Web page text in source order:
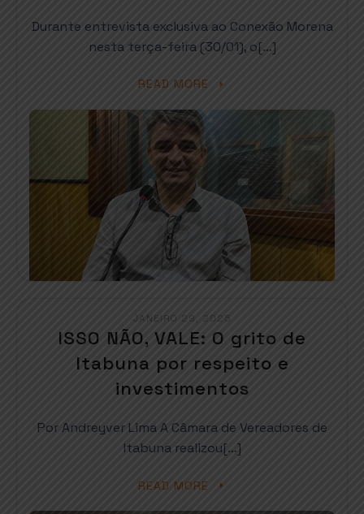
Durante entrevista exclusiva ao Conexão Morena
nesta terça-feira (30/01), o[…]
READ MORE
JANEIRO 29, 2025
ISSO NÃO, VALE: O grito de
Itabuna por respeito e
investimentos
Por Andreyver Lima A Câmara de Vereadores de
Itabuna realizou[…]
READ MORE